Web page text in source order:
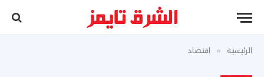
الرئيسية » اقتصاد